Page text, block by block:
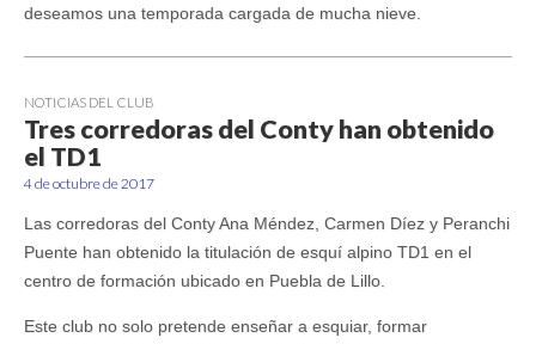
deseamos una temporada cargada de mucha nieve.
NOTICIAS DEL CLUB
Tres corredoras del Conty han obtenido
el TD1
4 de octubre de 2017
Las corredoras del Conty Ana Méndez, Carmen Díez y Peranchi
Puente han obtenido la titulación de esquí alpino TD1 en el
centro de formación ubicado en Puebla de Lillo.
Este club no solo pretende enseñar a esquiar, formar